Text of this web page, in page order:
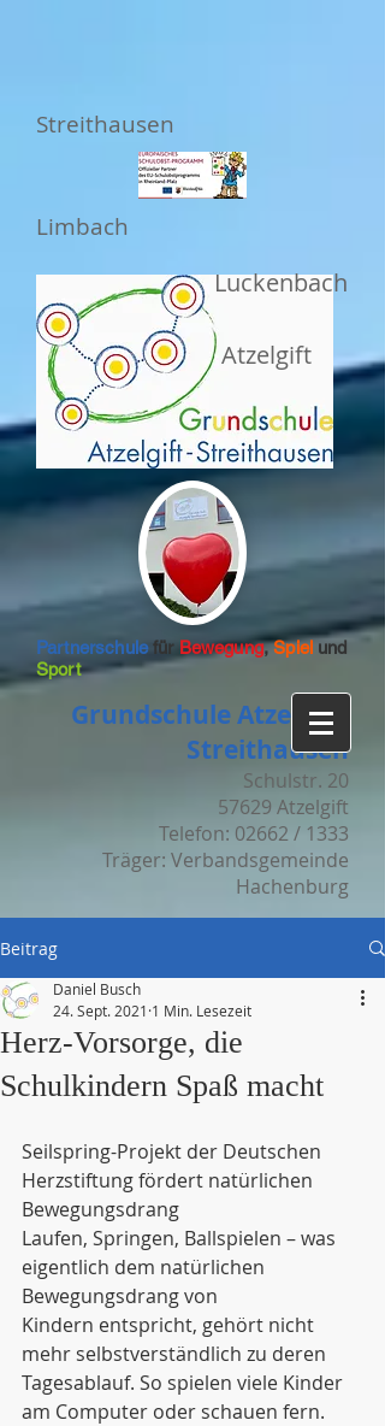
Streithausen
Limbach
Luckenbach
Atzelgift
Partnerschulefür Bewegung,Spiel und
Sport
Grundschule Atzelgift-
Streithausen
Schulstr. 20
57629 Atzelgift
Telefon: 02662 / 1333
Träger: Verbandsgemeinde
Hachenburg
Beitrag
Herz-Vorsorge, die
Schulkindern Spaß macht
Daniel Busch
24. Sept. 2021 1 Min. Lesezeit
Seilspring-Projekt der Deutschen
Herzstiftung fördert natürlichen
Bewegungsdrang
Laufen, Springen, Ballspielen – was
eigentlich dem natürlichen
Bewegungsdrang von
Kindern entspricht, gehört nicht
mehr selbstverständlich zu deren
Tagesablauf. So spielen viele Kinder
am Computer oder schauen fern.